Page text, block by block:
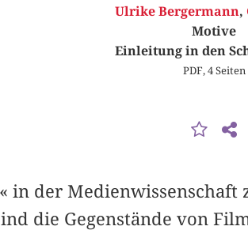
Ulrike Bergermann,
Motive
Einleitung in den
PDF, 4 Seiten
in der Medienwissenschaft
die Gegenstände von